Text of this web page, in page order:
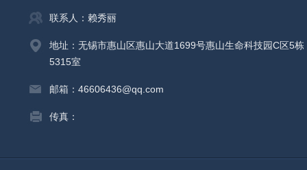
联系人：赖秀丽
地址：无锡市惠山区惠山大道1699号惠山生命科技园C区5栋
5315室
邮箱：46606436@qq.com
传真：